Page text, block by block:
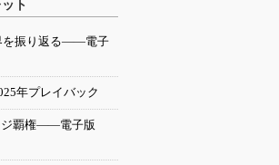
ト
を振り返る――電子
年プレイバック
ジ覇権――電子版